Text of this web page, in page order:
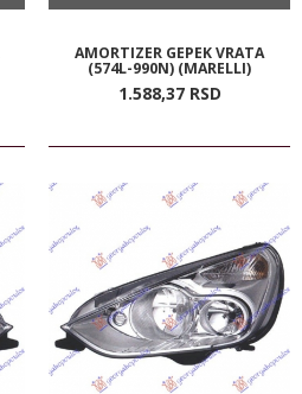
AMORTIZER GEPEK VRATA
(574L-990N) (MARELLI)
1.588,37 RSD